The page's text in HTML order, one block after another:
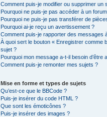
Comment puis-je modifier ou supprimer un
Pourquoi ne puis-je pas accéder à un
Pourquoi ne puis-je pas transférer de
Pourquoi ai-je reçu un avertissement ?
Comment puis-je rapporter des messages
À quoi sert le bouton « Enregistrer comme
sujet ?
Pourquoi mon message a-t-il besoin d’être
Comment puis-je remonter mes sujets ?
Mise en forme et types de sujets
Qu’est-ce que le BBCode ?
Puis-je insérer du code HTML ?
Que sont les émoticônes ?
Puis-je insérer des images ?